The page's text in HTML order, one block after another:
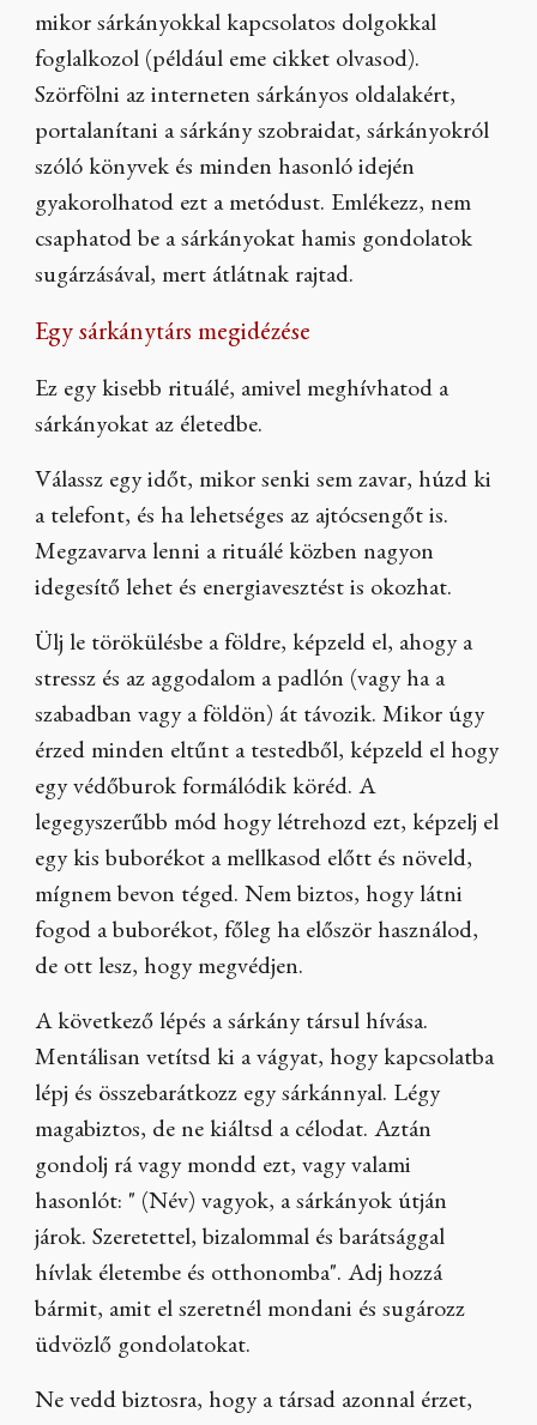
mikor sárkányokkal kapcsolatos dolgokkal
foglalkozol (például eme cikket olvasod).
Szörfölni az interneten sárkányos oldalakért,
portalanítani a sárkány szobraidat, sárkányokról
szóló könyvek és minden hasonló idején
gyakorolhatod ezt a metódust. Emlékezz, nem
csaphatod be a sárkányokat hamis gondolatok
sugárzásával, mert átlátnak rajtad.
Egy sárkánytárs megidézése
Ez egy kisebb rituálé, amivel meghívhatod a
sárkányokat az életedbe.
Válassz egy időt, mikor senki sem zavar, húzd ki
a telefont, és ha lehetséges az ajtócsengőt is.
Megzavarva lenni a rituálé közben nagyon
idegesítő lehet és energiavesztést is okozhat.
Ülj le törökülésbe a földre, képzeld el, ahogy a
stressz és az aggodalom a padlón (vagy ha a
szabadban vagy a földön) át távozik. Mikor úgy
érzed minden eltűnt a testedből, képzeld el hogy
egy védőburok formálódik köréd. A
legegyszerűbb mód hogy létrehozd ezt, képzelj el
egy kis buborékot a mellkasod előtt és növeld,
mígnem bevon téged. Nem biztos, hogy látni
fogod a buborékot, főleg ha először használod,
de ott lesz, hogy megvédjen.
A következő lépés a sárkány társul hívása.
Mentálisan vetítsd ki a vágyat, hogy kapcsolatba
lépj és összebarátkozz egy sárkánnyal. Légy
magabiztos, de ne kiáltsd a célodat. Aztán
gondolj rá vagy mondd ezt, vagy valami
hasonlót: " (Név) vagyok, a sárkányok útján
járok. Szeretettel, bizalommal és barátsággal
hívlak életembe és otthonomba". Adj hozzá
bármit, amit el szeretnél mondani és sugározz
üdvözlő gondolatokat.
Ne vedd biztosra, hogy a társad azonnal érzet,